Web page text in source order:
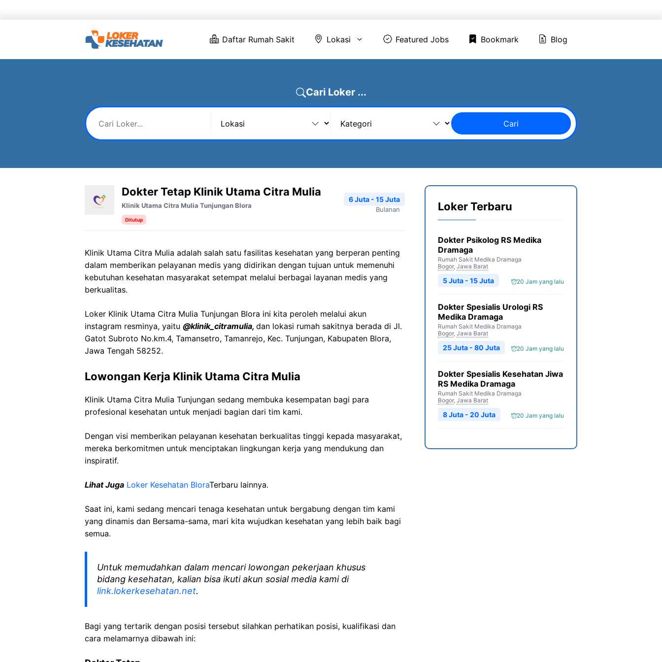
Daftar Rumah Sakit Lokasi Featured Jobs Bookmark Blog
Cari Loker ...
Cari
Dokter Tetap Klinik Utama Citra Mulia
Klinik Utama Citra Mulia Tunjungan Blora
Ditutup
6 Juta - 15 Juta
Bulanan
Klinik Utama Citra Mulia adalah salah satu fasilitas kesehatan yang berperan penting
dalam memberikan pelayanan medis yang didirikan dengan tujuan untuk memenuhi
kebutuhan kesehatan masyarakat setempat melalui berbagai layanan medis yang
berkualitas.
Loker Klinik Utama Citra Mulia Tunjungan Blora ini kita peroleh melalui akun
instagram resminya, yaitu @klinik_citramulia, dan lokasi rumah sakitnya berada di Jl.
Gatot Subroto No.km.4, Tamansetro, Tamanrejo, Kec. Tunjungan, Kabupaten Blora,
Jawa Tengah 58252.
Lowongan Kerja Klinik Utama Citra Mulia
Klinik Utama Citra Mulia Tunjungan sedang membuka kesempatan bagi para
profesional kesehatan untuk menjadi bagian dari tim kami.
Dengan visi memberikan pelayanan kesehatan berkualitas tinggi kepada masyarakat,
mereka berkomitmen untuk menciptakan lingkungan kerja yang mendukung dan
inspiratif.
Lihat Juga Loker Kesehatan BloraTerbaru lainnya.
Saat ini, kami sedang mencari tenaga kesehatan untuk bergabung dengan tim kami
yang dinamis dan Bersama-sama, mari kita wujudkan kesehatan yang lebih baik bagi
semua.
Untuk memudahkan dalam mencari lowongan pekerjaan khusus
bidang kesehatan, kalian bisa ikuti akun sosial media kami di
link.lokerkesehatan.net.
Bagi yang tertarik dengan posisi tersebut silahkan perhatikan posisi, kualifikasi dan
cara melamarnya dibawah ini:
Loker Terbaru
Dokter Psikolog RS Medika
Dramaga
Rumah Sakit Medika Dramaga
Bogor, Jawa Barat
20 Jam yang lalu
5 Juta - 15 Juta
Dokter Spesialis Urologi RS
Medika Dramaga
Rumah Sakit Medika Dramaga
Bogor, Jawa Barat
20 Jam yang lalu
25 Juta - 80 Juta
Dokter Spesialis Kesehatan Jiwa
RS Medika Dramaga
Rumah Sakit Medika Dramaga
Bogor, Jawa Barat
20 Jam yang lalu
8 Juta - 20 Juta